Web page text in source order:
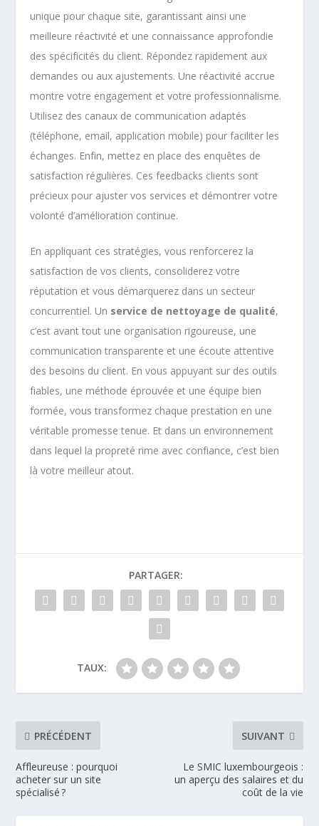
unique pour chaque site, garantissant ainsi une
meilleure réactivité et une connaissance approfondie
des spécificités du client. Répondez rapidement aux
demandes ou aux ajustements. Une réactivité accrue
montre votre engagement et votre professionnalisme.
Utilisez des canaux de communication adaptés
(téléphone, email, application mobile) pour faciliter les
échanges. Enfin, mettez en place des enquêtes de
satisfaction régulières. Ces feedbacks clients sont
précieux pour ajuster vos services et démontrer votre
volonté d’amélioration continue.
En appliquant ces stratégies, vous renforcerez la
satisfaction de vos clients, consoliderez votre
réputation et vous démarquerez dans un secteur
concurrentiel. Un service de nettoyage de qualité,
c’est avant tout une organisation rigoureuse, une
communication transparente et une écoute attentive
des besoins du client. En vous appuyant sur des outils
fiables, une méthode éprouvée et une équipe bien
formée, vous transformez chaque prestation en une
véritable promesse tenue. Et dans un environnement
dans lequel la propreté rime avec confiance, c’est bien
là votre meilleur atout.
PARTAGER:
TAUX:
PRÉCÉDENT
Affleureuse : pourquoi
acheter sur un site
spécialisé ?
SUIVANT
Le SMIC luxembourgeois :
un aperçu des salaires et du
coût de la vie